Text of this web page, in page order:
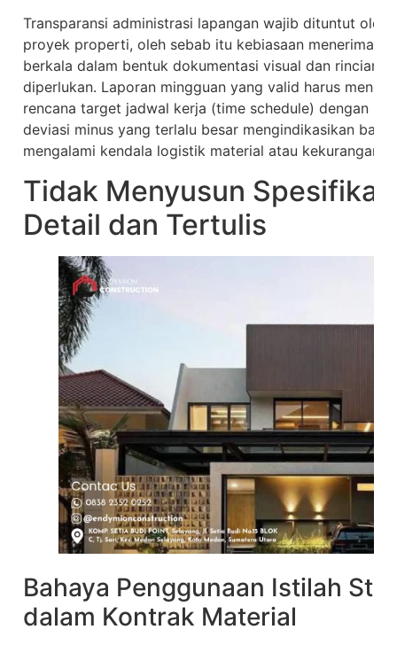
Transparansi administrasi lapangan wajib dituntut oleh
proyek properti, oleh sebab itu kebiasaan menerima
berkala dalam bentuk dokumentasi visual dan rincian
diperlukan. Laporan mingguan yang valid harus
rencana target jadwal kerja (time schedule) dengan
deviasi minus yang terlalu besar mengindikasikan
mengalami kendala logistik material atau kekurangan
Tidak Menyusun
Detail dan Tertulis
Bahaya Penggunaan Istilah
dalam Kontrak Material